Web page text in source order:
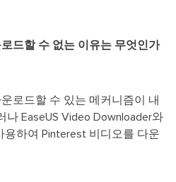
드할 수 없는 이유는 무엇인가
로드할 수 있는 메커니즘이 내
나 EaseUS Video Downloader와
용하여 Pinterest 비디오를 다운